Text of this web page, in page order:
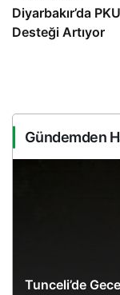
Diyarbakır’da
Desteği Artıyor
Gündemden
Tunceli’de